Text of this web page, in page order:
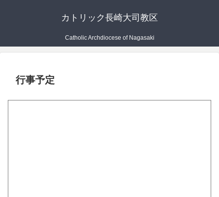
カトリック長崎大司教区
Catholic Archdiocese of Nagasaki
行事予定